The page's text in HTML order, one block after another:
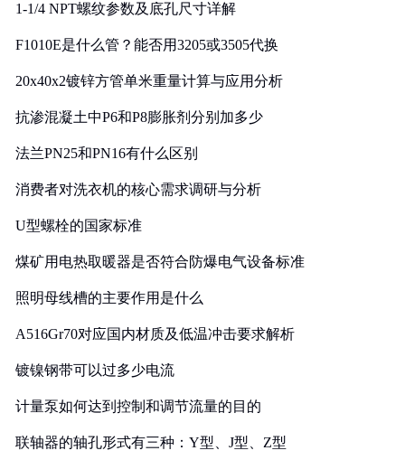
1-1/4 NPT螺纹参数及底孔尺寸详解
F1010E是什么管？能否用3205或3505代换
20x40x2镀锌方管单米重量计算与应用分析
抗渗混凝土中P6和P8膨胀剂分别加多少
法兰PN25和PN16有什么区别
消费者对洗衣机的核心需求调研与分析
U型螺栓的国家标准
煤矿用电热取暖器是否符合防爆电气设备标准
照明母线槽的主要作用是什么
A516Gr70对应国内材质及低温冲击要求解析
镀镍钢带可以过多少电流
计量泵如何达到控制和调节流量的目的
联轴器的轴孔形式有三种：Y型、J型、Z型